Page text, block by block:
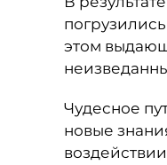
этом
Чудесное
новые